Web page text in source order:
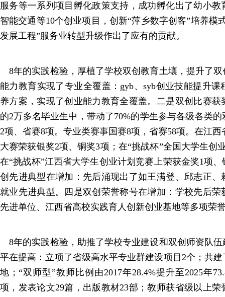
服务等一系列项目孵化政策支持，成功孵化出了幼小
智能交通等10个创业项目，创新“萍乡数字创客”培养模
发展工程”服务业转型升级作出了应有的贡献。
8年的实践检验，厚植了学校双创教育土壤，提升了
能力教育实现了专业全覆盖：gyb、syb创业技能提升
养方案，实现了创业能力教育全覆盖。二是双创比赛
的2万多名毕业生中，带动了70%的学生参与各级各类
2项、省赛8项。专业类赛事国赛8项，省赛58项。在江
大赛荣获银奖2项、铜奖3项；在“挑战杯”全国大学生创
在“挑战杯”江西省大学生创业计划竞赛上荣获金奖1项
创先进典型在增加：先后涌现出了如王满登、邱志正
就业先进典型。四是双创荣誉称号在增加：学校先后
先进单位、江西省高校实践育人创新创业基地等多项荣
8年的实践检验，助推了学校专业建设和双创师资队
平在提高：立项了省级高水平专业群建设项目2个；共
地；“双师型”教师比例由2017年28.4%提升至2025年
项，发表论文29篇，出版教材23部；教师获省级以上